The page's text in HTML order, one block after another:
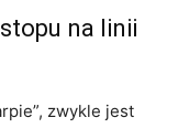
na linii
zwykle jest